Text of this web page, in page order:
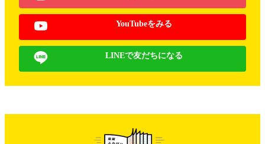
YouTubeをみる
LINEで友だちになる